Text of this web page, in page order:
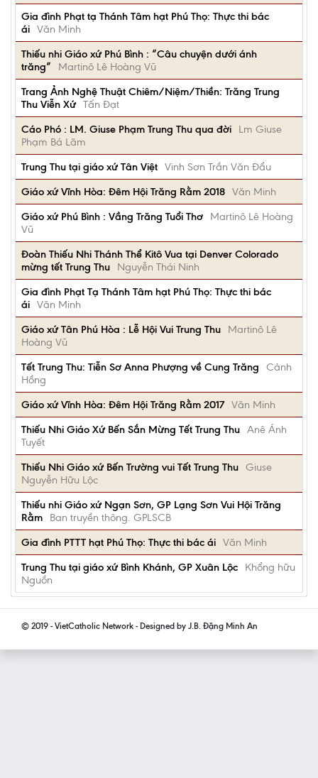
Gia đình Phạt tạ Thánh Tâm hạt Phú Thọ: Thực thi bác
ái Văn Minh
Thiếu nhi Giáo xứ Phú Bình : “Câu chuyện dưới ánh
trăng”
Martinô Lê Hoàng Vũ
Trang Ảnh Nghệ Thuật Chiêm/Niệm/Thiền: Trăng Trung
Thu Viễn Xứ Tấn Đạt
Cáo Phó : LM. Giuse Phạm Trung Thu qua đời
Lm Giuse
Phạm Bá Lãm
Trung Thu tại giáo xứ Tân Việt Vinh Sơn Trần Văn Đẩu
Giáo xứ Vĩnh Hòa: Đêm Hội Trăng Rằm 2018 Văn Minh
Giáo xứ Phú Bình : Vầng Trăng Tuổi Thơ
Martinô Lê Hoàng
Vũ
Đoàn Thiếu Nhi Thánh Thể Kitô Vua tại Denver Colorado
mừng tết Trung Thu
Nguyễn Thái Ninh
Gia đình Phạt Tạ Thánh Tâm hạt Phú Thọ: Thực thi bác
ái Văn Minh
Giáo xứ Tân Phú Hòa : Lễ Hội Vui Trung Thu
Martinô Lê
Hoàng Vũ
Tết Trung Thu: Tiễn Sơ Anna Phượng về Cung Trăng
Cảnh
Hồng
Giáo xứ Vĩnh Hòa: Đêm Hội Trăng Rằm 2017 Văn Minh
Thiếu Nhi Giáo Xứ Bến Sắn Mừng Tết Trung Thu Anê Ánh
Tuyết
Thiếu Nhi Giáo xứ Bến Trường vui Tết Trung Thu Giuse
Nguyễn Hữu Lộc
Thiếu nhi Giáo xứ Ngạn Sơn, GP Lạng Sơn Vui Hội Trăng
Rằm
Ban truyền thông. GPLSCB
Gia đình PTTT hạt Phú Thọ: Thực thi bác ái Văn Minh
Trung Thu tại giáo xứ Bình Khánh, GP Xuân Lộc
Khổng hữu
Nguồn
© 2019 - VietCatholic Network - Designed by J.B. Đặng Minh An